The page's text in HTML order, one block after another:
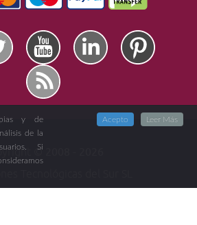
©
Tecnológicas del Sur SL
y de
de la
Si
Acepto Leer Más